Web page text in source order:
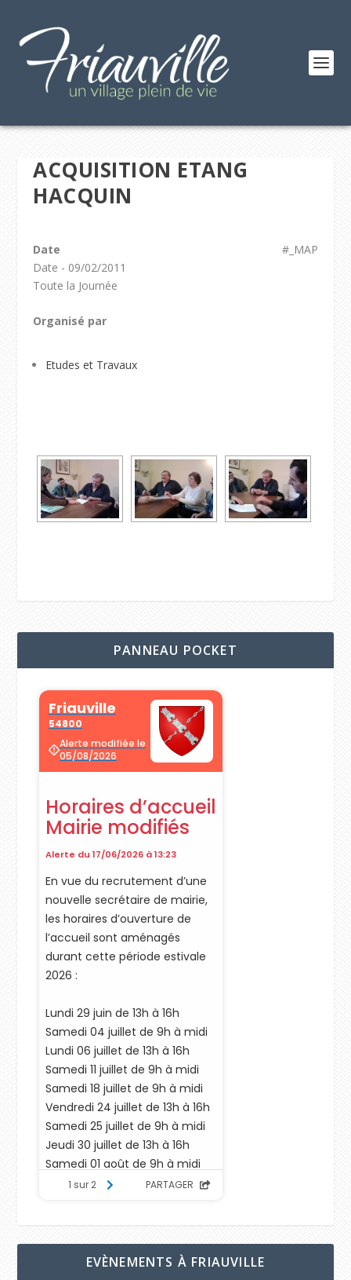
ACQUISITION ETANG
HACQUIN
#_MAP
Date
Date - 09/02/2011
Toute la Journée
Organisé par
Etudes et Travaux
PANNEAU POCKET
EVÈNEMENTS À FRIAUVILLE